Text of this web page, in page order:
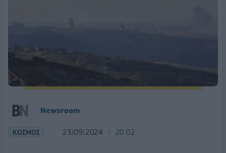
Newsroom
ΚΟΣΜΟΣ 23/09/2024 20:02